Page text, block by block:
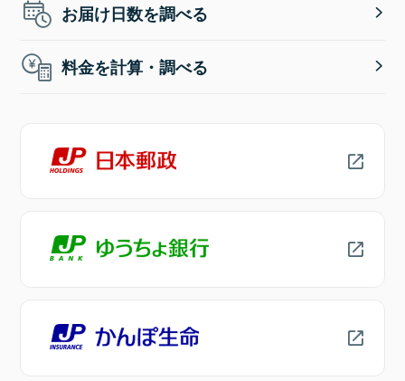
お届け日数を調べる
料金を計算・調べる